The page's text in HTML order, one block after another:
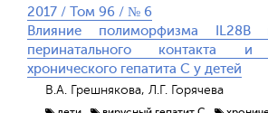
2017 / Том 96 / № 6
Влияние полиморфизма IL28B
перинатального контакта и
хронического гепатита С у детей
В.А. Грешнякова, Л.Г. Горячева